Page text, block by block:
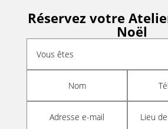
Réservez votre
Noël